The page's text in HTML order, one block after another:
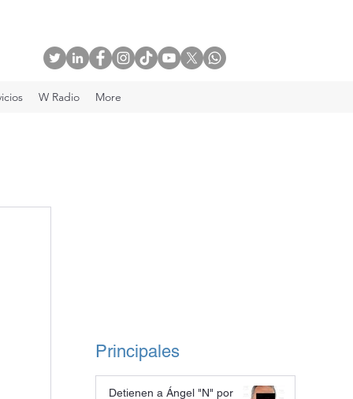
W Radio More
Principales
Detienen a Ángel "N" por